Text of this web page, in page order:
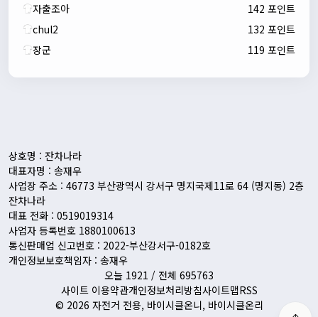
새해 복많이 받으세요!!
자출조아
142 포인트
chul2
132 포인트
장군
119 포인트
상호명 : 잔차나라
대표자명 : 송재우
사업장 주소 : 46773 부산광역시 강서구 명지국제11로 64 (명지동) 2층
잔차나라
대표 전화 : 0519019314
사업자 등록번호 1880100613
통신판매업 신고번호 : 2022-부산강서구-0182호
개인정보보호책임자 : 송재우
오늘 1921 / 전체 695763
사이트 이용약관개인정보처리방침사이트맵RSS
© 2026 자전거 전용, 바이시클온니, 바이시클온리